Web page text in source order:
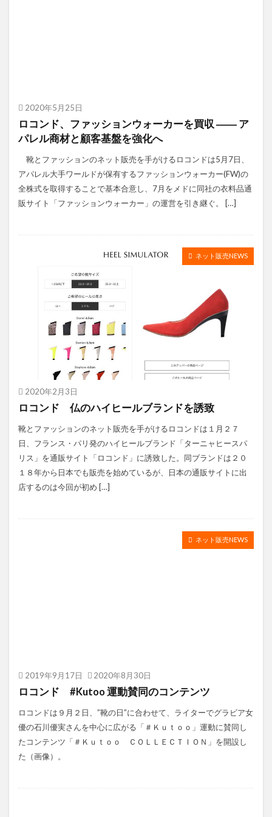
2020年5月25日
ロコンド、ファッションウォーカーを買収 ―― ア
パレル商材と顧客基盤を強化へ
靴とファッションのネット販売を手がけるロコンドは5月7日、
アパレル大手ワールドが保有するファッションウォーカー(FW)の
全株式を取得することで基本合意し、7月をメドに同社の衣料品通
販サイト「ファッションウォーカー」の運営を引き継ぐ。 […]
ネット販売NEWS
2020年2月3日
ロコンド 仏のハイヒールブランドを誘致
靴とファッションのネット販売を手がけるロコンドは１月２７
日、フランス・パリ発のハイヒールブランド「ターニャヒースパ
リス」を通販サイト「ロコンド」に誘致した。同ブランドは２０
１８年から日本でも販売を始めているが、日本の通販サイトに出
店するのは今回が初め […]
ネット販売NEWS
2019年9月17日 2020年8月30日
ロコンド #Kutoo 運動賛同のコンテンツ
ロコンドは９月２日、”靴の日”に合わせて、ライターでグラビア女
優の石川優実さんを中心に広がる「＃Ｋｕｔｏｏ」運動に賛同し
たコンテンツ「＃Ｋｕｔｏｏ ＣＯＬＬＥＣＴＩＯＮ」を開設し
た（画像）。